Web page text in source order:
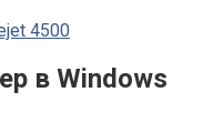
4500
в Windows